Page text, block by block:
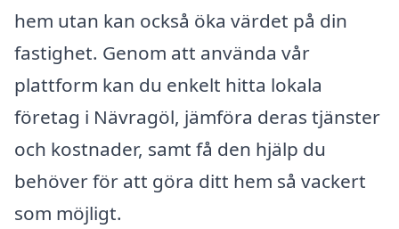
hem utan kan också öka värdet på din
fastighet. Genom att använda vår
plattform kan du enkelt hitta lokala
företag i Nävragöl, jämföra deras tjänster
och kostnader, samt få den hjälp du
behöver för att göra ditt hem så vackert
som möjligt.